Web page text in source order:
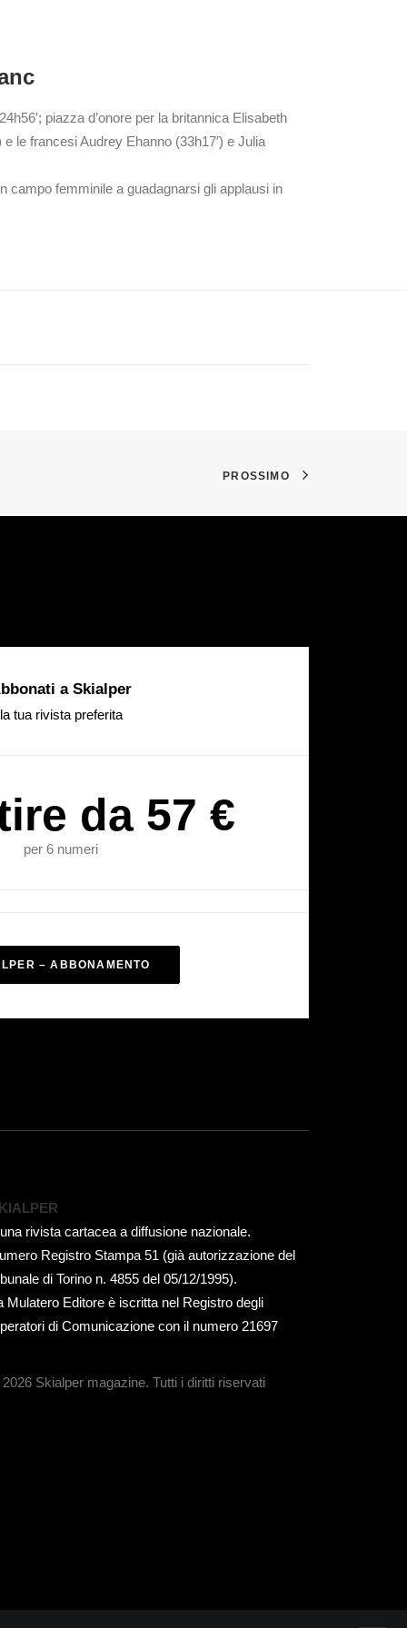
piazza d’onore per la britannica Elisabeth
le francesi Audrey Ehanno (33h17′) e Julia
campo femminile a guadagnarsi gli applausi in
PROSSIMO
a Skialper
la tua rivista preferita
da 57 €
per 6 numeri
– ABBONAMENTO
rivista cartacea a diffusione nazionale.
Registro Stampa 51 (già autorizzazione del
di Torino n. 4855 del 05/12/1995).
Mulatero Editore è iscritta nel Registro degli
di Comunicazione con il numero 21697
Skialper magazine. Tutti i diritti riservati